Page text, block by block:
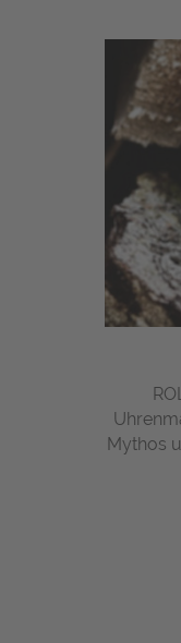
Mythos